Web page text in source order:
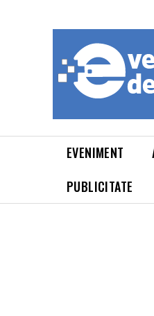
EVENIMENT
PUBLICITATE